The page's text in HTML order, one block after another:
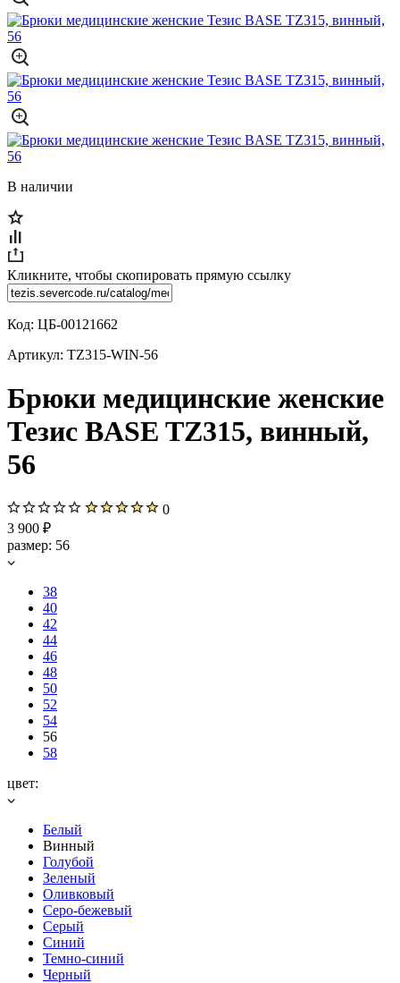
В наличии
Кликните, чтобы скопировать прямую ссылку
Код: ЦБ-00121662
Артикул: TZ315-WIN-56
Брюки медицинские женские
Тезис BASE TZ315, винный,
56
0
3 900 ₽
размер: 56
38
40
42
44
46
48
50
52
54
56
58
цвет:
Белый
Винный
Голубой
Зеленый
Оливковый
Серо-бежевый
Серый
Синий
Темно-синий
Черный